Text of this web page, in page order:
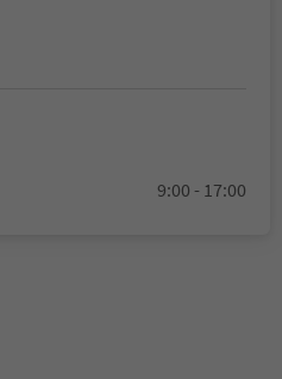
9:00 - 17:00